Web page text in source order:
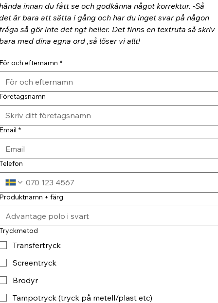
innan du fått se och godkänna något korrektur. -Så
är bara att sätta i gång och har du inget svar på någon
så gör inte det ngt heller. Det finns en textruta så skriv
med dina egna ord ,så löser vi allt!
och efternamn *
*
+ färg
Transfertryck
Screentryck
Brodyr
Tampotryck (tryck på metell/plast etc)